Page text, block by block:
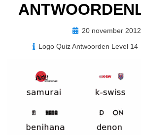
Geplaatst
20 november 2012
Logo Quiz Antwoorden Level 14